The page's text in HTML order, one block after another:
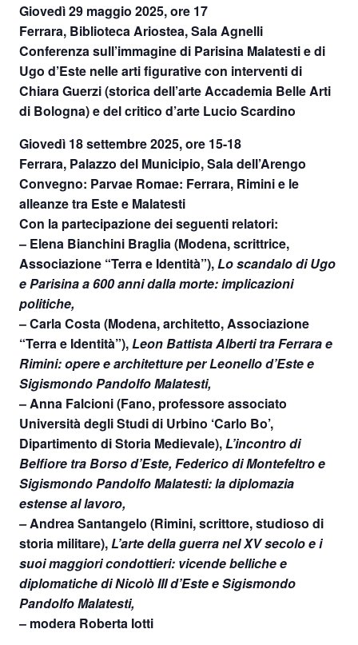
Giovedì 29 maggio 2025,ore 17
Ferrara, Biblioteca Ariostea, Sala Agnelli
Conferenza sull’immagine di Parisina Malatesti e di
Ugo d’Este nelle arti figurative con interventi di
Chiara Guerzi (storica dell’arte Accademia Belle Arti
di Bologna) e del critico d’arte Lucio Scardino
Giovedì 18 settembre 2025, ore 15-18
Ferrara, Palazzo del Municipio, Sala dell’Arengo
Convegno: Parvae Romae: Ferrara, Rimini e le
alleanze tra Este e Malatesti
Con la partecipazione dei seguenti relatori:
– Elena Bianchini Braglia (Modena, scrittrice,
Associazione “Terra e Identità”),Lo scandalo di Ugo
e Parisina a 600 anni dalla morte: implicazioni
politiche,
– Carla Costa (Modena, architetto, Associazione
“Terra e Identità”),Leon Battista Alberti tra Ferrara e
Rimini: opere e architetture per Leonello d’Este e
Sigismondo Pandolfo Malatesti,
– Anna Falcioni (Fano, professore associato
Università degli Studi di Urbino ‘Carlo Bo’,
Dipartimento di Storia Medievale),L’incontro di
Belfiore tra Borso d’Este, Federico di Montefeltro e
Sigismondo Pandolfo Malatesti: la diplomazia
estense al lavoro,
–Andrea Santangelo (Rimini, scrittore, studioso di
storia militare),L’arte della guerra nel XV secolo e i
suoi maggiori condottieri: vicende belliche e
diplomatiche di Nicolò III d’Este e Sigismondo
Pandolfo Malatesti,
– modera Roberta Iotti